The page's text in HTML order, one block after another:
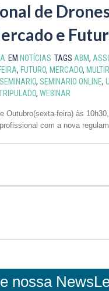
de
e
EM NOTÍCIAS TAGS ABM,
, FUTURO, MERCADO,
SEMINARIO, SEMINARIO ONLINE,
, WEBINAR
Outubro(sexta-feira) às
com a nova
nossa